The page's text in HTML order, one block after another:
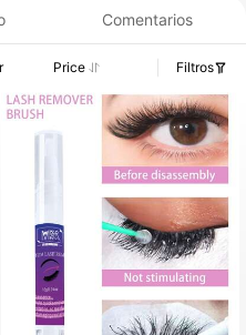
Comentarios
Price Filtros